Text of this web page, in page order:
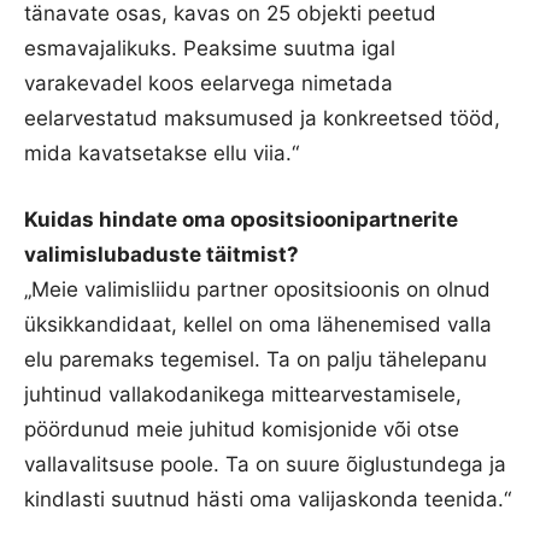
tänavate osas, kavas on 25 objekti peetud
esmavajalikuks. Peaksime suutma igal
varakevadel koos eelarvega nimetada
eelarvestatud maksumused ja konkreetsed tööd,
mida kavatsetakse ellu viia.“
Kuidas hindate oma opositsioonipartnerite
valimislubaduste täitmist?
„Meie valimisliidu partner opositsioonis on olnud
üksikkandidaat, kellel on oma lähenemised valla
elu paremaks tegemisel. Ta on palju tähelepanu
juhtinud vallakodanikega mittearvestamisele,
pöördunud meie juhitud komisjonide või otse
vallavalitsuse poole. Ta on suure õiglustundega ja
kindlasti suutnud hästi oma valijaskonda teenida.“